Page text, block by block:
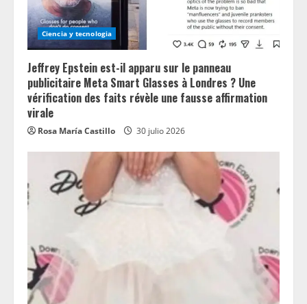
Ciencia y tecnologia
Jeffrey Epstein est-il apparu sur le panneau
publicitaire Meta Smart Glasses à Londres ? Une
vérification des faits révèle une fausse affirmation
virale
Rosa María Castillo 30 julio 2026